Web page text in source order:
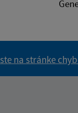
na stránke